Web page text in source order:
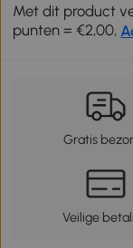
Met dit product
punten = €2,00,
Gratis
Veilige